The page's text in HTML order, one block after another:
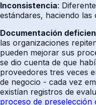
Inconsistencia:
estándares, haciendo las
Documentación
las organizaciones
pueden mejorar sus
se dio cuenta de que
proveedores tres veces
de negocio - cada vez
existían registros de
proceso de preselección